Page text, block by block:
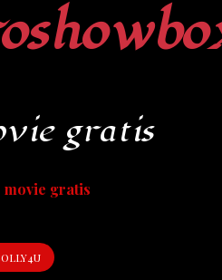
gratis
movie gratis